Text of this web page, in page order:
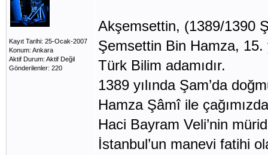
Kayıt Tarihi: 25-Ocak-2007
Konum: Ankara
Aktif Durum: Aktif Değil
Gönderilenler: 220
Akşemsettin, (1389/1390
Şemsettin Bin Hamza, 15.
Türk Bilim adamıdır.
1389 yılında Şam’da
Hamza Şâmî ile
Haci Bayram Veli’nin
İstanbul’un manevi fatihi